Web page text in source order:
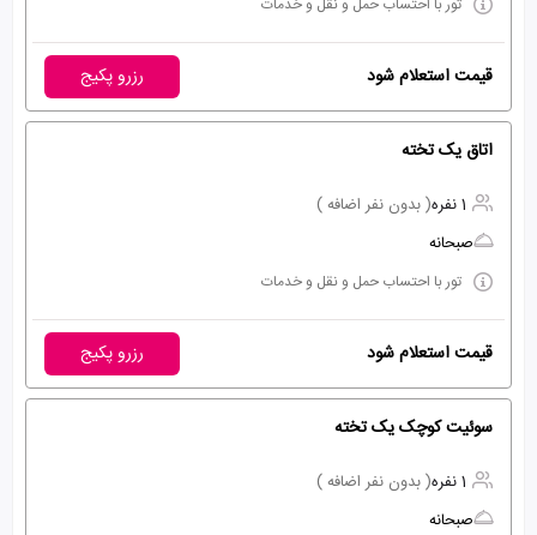
تور با احتساب حمل و نقل و خدمات
قیمت استعلام شود رزرو پکیج
اتاق یک تخته
1 نفره
( بدون نفر اضافه )
صبحانه
تور با احتساب حمل و نقل و خدمات
قیمت استعلام شود رزرو پکیج
سوئیت کوچک یک تخته
1 نفره
( بدون نفر اضافه )
صبحانه